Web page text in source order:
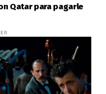
Qatar para pagarle